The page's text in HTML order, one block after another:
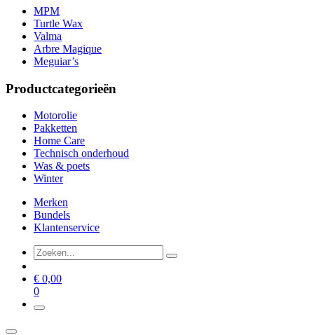
MPM
Turtle Wax
Valma
Arbre Magique
Meguiar’s
Productcategorieën
Motorolie
Pakketten
Home Care
Technisch onderhoud
Was & poets
Winter
Merken
Bundels
Klantenservice
€ 0,00
0